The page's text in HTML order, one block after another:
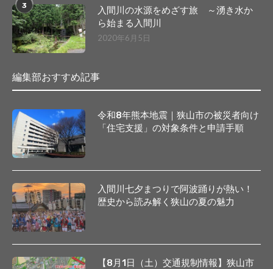
3
入間川の水源をめざす旅 ～湧き水か
ら始まる入間川
2020年6月5日
編集部おすすめ記事
令和8年熊本地震｜狭山市の被災者向け
「住宅支援」の対象条件と申請手順
入間川七夕まつりで阿波踊りが熱い！
歴史から読み解く狭山の夏の魅力
【8月1日（土）交通規制情報】狭山市